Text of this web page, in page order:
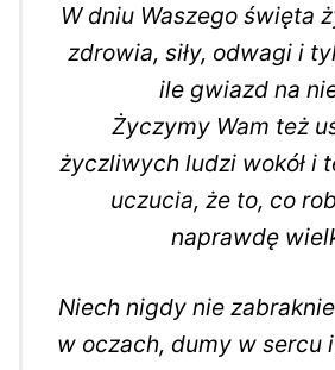
W dniu Waszego święta
zdrowia, siły, odwagi i
ile gwiazd na
Życzymy Wam też
życzliwych ludzi wokół i
uczucia, że to, co
naprawdę
Niech nigdy nie
w oczach, dumy w sercu